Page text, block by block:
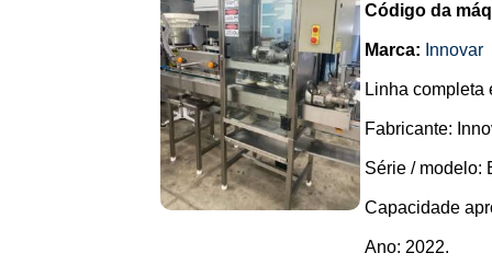
Código da
Marca: Innovar
Linha completa
Fabricante:
Série / modelo:
Capacidade
Ano: 2022.